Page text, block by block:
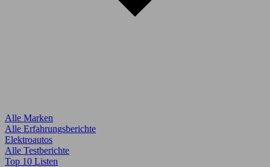
Alle Marken
Alle Erfahrungsberichte
Elektroautos
Alle Testberichte
Top 10 Listen